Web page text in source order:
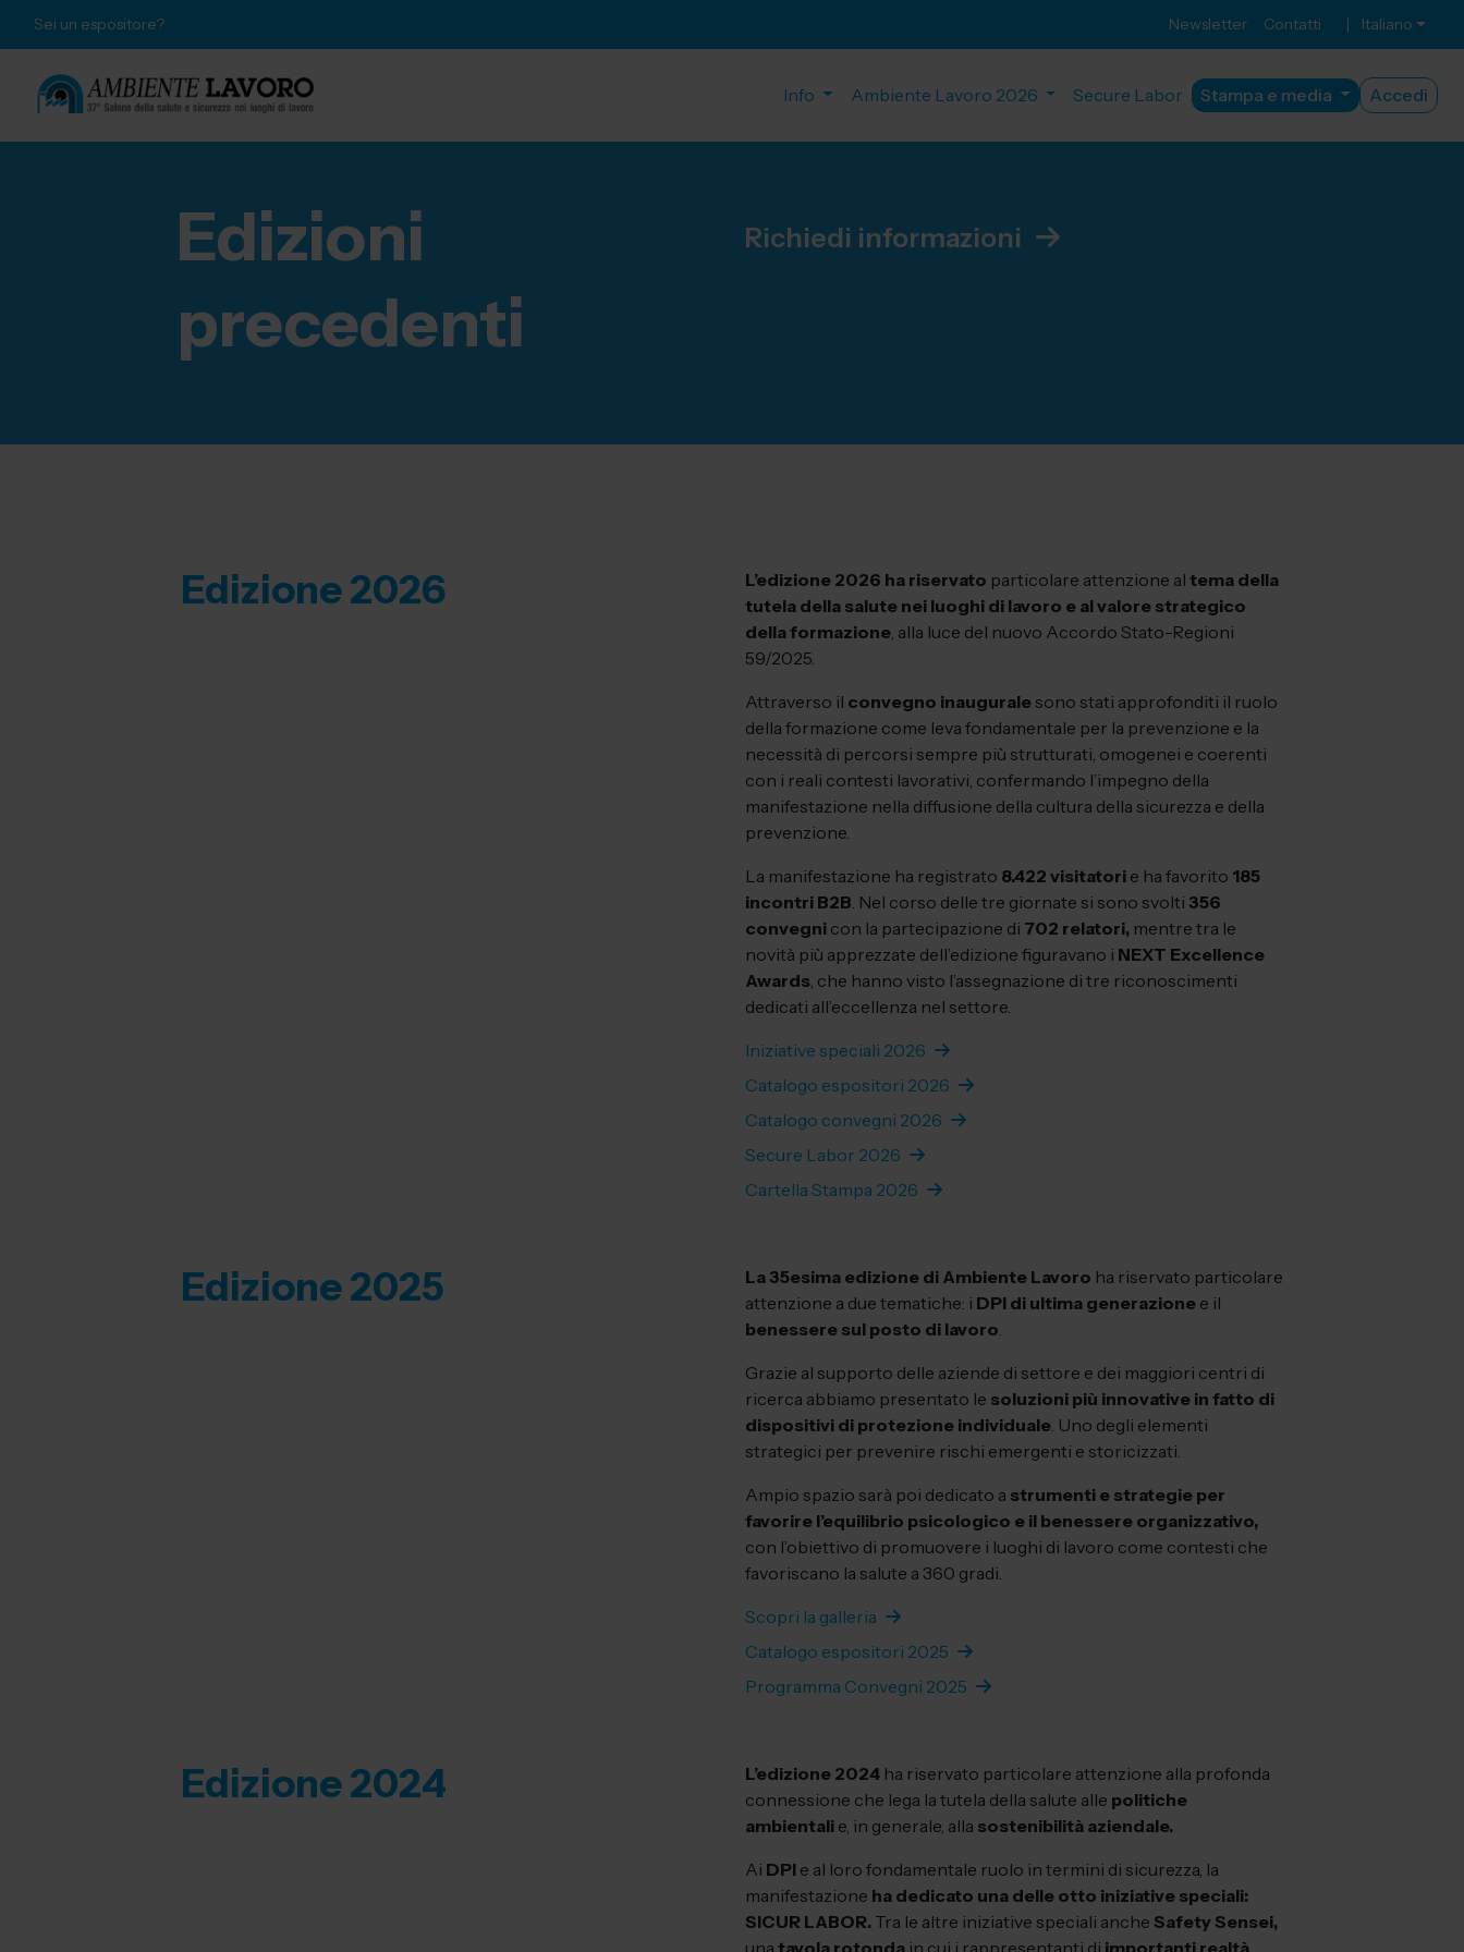
Sei un espositore? Newsletter Contatti | Italiano
Info Ambiente Lavoro 2026 Secure Labor Stampa e media Accedi
Edizioni
precedenti
Richiedi informazioni
Edizione 2026 L’edizione 2026 ha riservato particolare attenzione al tema della
tutela della salute nei luoghi di lavoro e al valore strategico
della formazione, alla luce del nuovo Accordo Stato-Regioni
59/2025.
Attraverso il convegno inaugurale sono stati approfonditi il ruolo
della formazione come leva fondamentale per la prevenzione e la
necessità di percorsi sempre più strutturati, omogenei e coerenti
con i reali contesti lavorativi, confermando l’impegno della
manifestazione nella diffusione della cultura della sicurezza e della
prevenzione.
La manifestazione ha registrato 8.422 visitatori e ha favorito 185
incontri B2B. Nel corso delle tre giornate si sono svolti 356
convegni con la partecipazione di 702 relatori, mentre tra le
novità più apprezzate dell’edizione figuravano i NEXT Excellence
Awards, che hanno visto l’assegnazione di tre riconoscimenti
dedicati all’eccellenza nel settore.
Iniziative speciali 2026
Catalogo espositori 2026
Catalogo convegni 2026
Secure Labor 2026
Cartella Stampa 2026
Edizione 2025 La 35esima edizione di Ambiente Lavoro ha riservato particolare
attenzione a due tematiche: i DPI di ultima generazione e il
benessere sul posto di lavoro.
Grazie al supporto delle aziende di settore e dei maggiori centri di
ricerca abbiamo presentato le soluzioni più innovative in fatto di
dispositivi di protezione individuale. Uno degli elementi
strategici per prevenire rischi emergenti e storicizzati.
Ampio spazio sarà poi dedicato a strumenti e strategie per
favorire l’equilibrio psicologico e il benessere organizzativo,
con l’obiettivo di promuovere i luoghi di lavoro come contesti che
favoriscano la salute a 360 gradi.
Scopri la galleria
Catalogo espositori 2025
Programma Convegni 2025
Edizione 2024 L’edizione 2024 ha riservato particolare attenzione alla profonda
connessione che lega la tutela della salute alle politiche
ambientali e, in generale, alla sostenibilità aziendale.
Ai DPI e al loro fondamentale ruolo in termini di sicurezza, la
manifestazione ha dedicato una delle otto iniziative speciali:
SICUR LABOR. Tra le altre iniziative speciali anche Safety Sensei,
una tavola rotonda in cui i rappresentanti di importanti realtà